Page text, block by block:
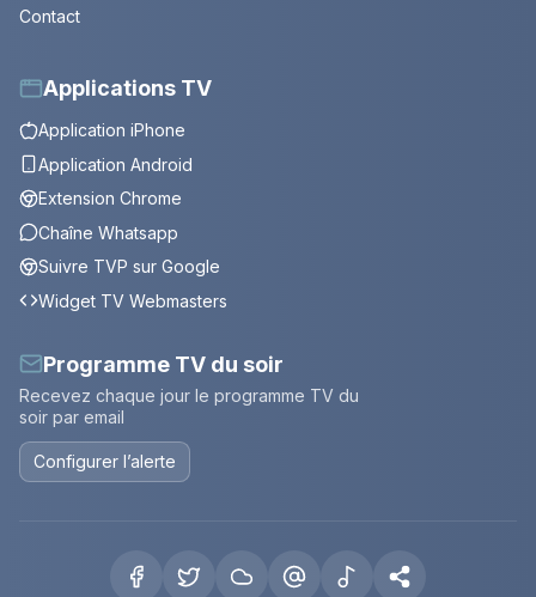
Contact
Applications TV
Application iPhone
Application Android
Extension Chrome
Chaîne Whatsapp
Suivre TVP sur Google
Widget TV Webmasters
Programme TV du soir
Recevez chaque jour le programme TV du
soir par email
Configurer l’alerte